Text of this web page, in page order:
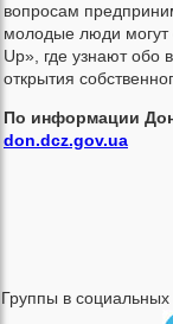
вопросам
молодые люди могут
Up», где узнают обо
открытия
По информации
don.dcz.gov.ua
Группы в социальных